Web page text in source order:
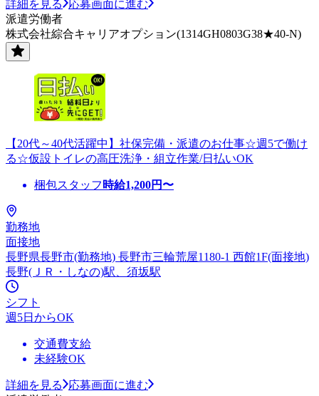
詳細を見る
応募画面に進む
派遣労働者
株式会社綜合キャリアオプション(1314GH0803G38★40-N)
【20代～40代活躍中】社保完備・派遣のお仕事☆週5で働け
る☆仮設トイレの高圧洗浄・組立作業/日払いOK
梱包スタッフ 時給1,200円〜
勤務地
面接地
長野県長野市(勤務地) 長野市三輪荒屋1180-1 西館1F(面接地)
長野(ＪＲ・しなの)駅、須坂駅
シフト
週5日からOK
交通費支給
未経験OK
詳細を見る
応募画面に進む